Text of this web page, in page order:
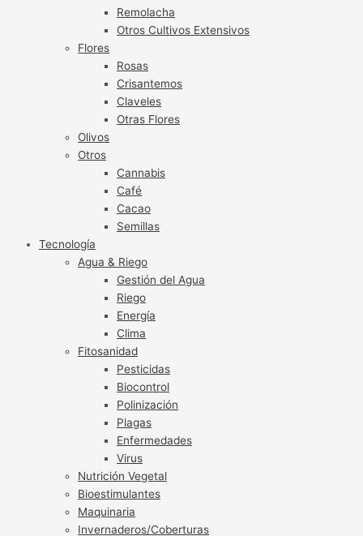
Remolacha
Otros Cultivos Extensivos
Flores
Rosas
Crisantemos
Claveles
Otras Flores
Olivos
Otros
Cannabis
Café
Cacao
Semillas
Tecnología
Agua & Riego
Gestión del Agua
Riego
Energía
Clima
Fitosanidad
Pesticidas
Biocontrol
Polinización
Plagas
Enfermedades
Virus
Nutrición Vegetal
Bioestimulantes
Maquinaria
Invernaderos/Coberturas